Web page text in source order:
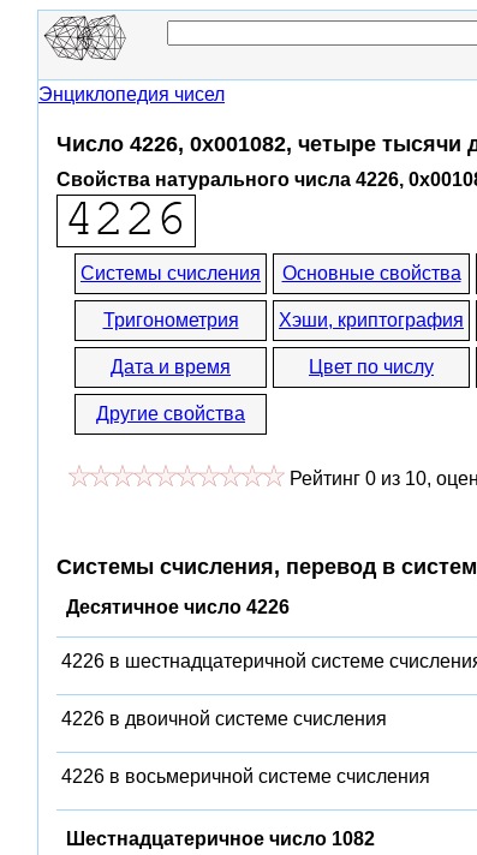
Энциклопедия чисел
Число 4226, 0x001082, четыре тысячи
Свойства натурального числа 4226,
Системы счисления Основные свойства
Тригонометрия Хэши, криптография
Дата и время Цвет по числу
Другие свойства
Рейтинг 0 из 10,
Системы счисления, перевод в
Десятичное число 4226
4226 в шестнадцатеричной системе
4226 в двоичной системе счисления
4226 в восьмеричной системе счисления
Шестнадцатеричное число 1082